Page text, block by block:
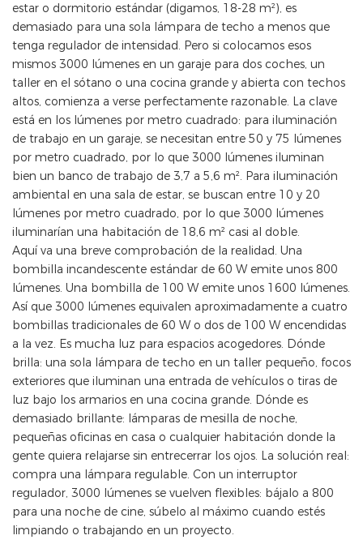
estar o dormitorio estándar (digamos, 18-28 m²), es
demasiado para una sola lámpara de techo a menos que
tenga regulador de intensidad. Pero si colocamos esos
mismos 3000 lúmenes en un garaje para dos coches, un
taller en el sótano o una cocina grande y abierta con techos
altos, comienza a verse perfectamente razonable. La clave
está en los lúmenes por metro cuadrado: para iluminación
de trabajo en un garaje, se necesitan entre 50 y 75 lúmenes
por metro cuadrado, por lo que 3000 lúmenes iluminan
bien un banco de trabajo de 3,7 a 5,6 m². Para iluminación
ambiental en una sala de estar, se buscan entre 10 y 20
lúmenes por metro cuadrado, por lo que 3000 lúmenes
iluminarían una habitación de 18,6 m² casi al doble.
Aquí va una breve comprobación de la realidad. Una
bombilla incandescente estándar de 60 W emite unos 800
lúmenes. Una bombilla de 100 W emite unos 1600 lúmenes.
Así que 3000 lúmenes equivalen aproximadamente a cuatro
bombillas tradicionales de 60 W o dos de 100 W encendidas
a la vez. Es mucha luz para espacios acogedores. Dónde
brilla: una sola lámpara de techo en un taller pequeño, focos
exteriores que iluminan una entrada de vehículos o tiras de
luz bajo los armarios en una cocina grande. Dónde es
demasiado brillante: lámparas de mesilla de noche,
pequeñas oficinas en casa o cualquier habitación donde la
gente quiera relajarse sin entrecerrar los ojos. La solución real:
compra una lámpara regulable. Con un interruptor
regulador, 3000 lúmenes se vuelven flexibles: bájalo a 800
para una noche de cine, súbelo al máximo cuando estés
limpiando o trabajando en un proyecto.